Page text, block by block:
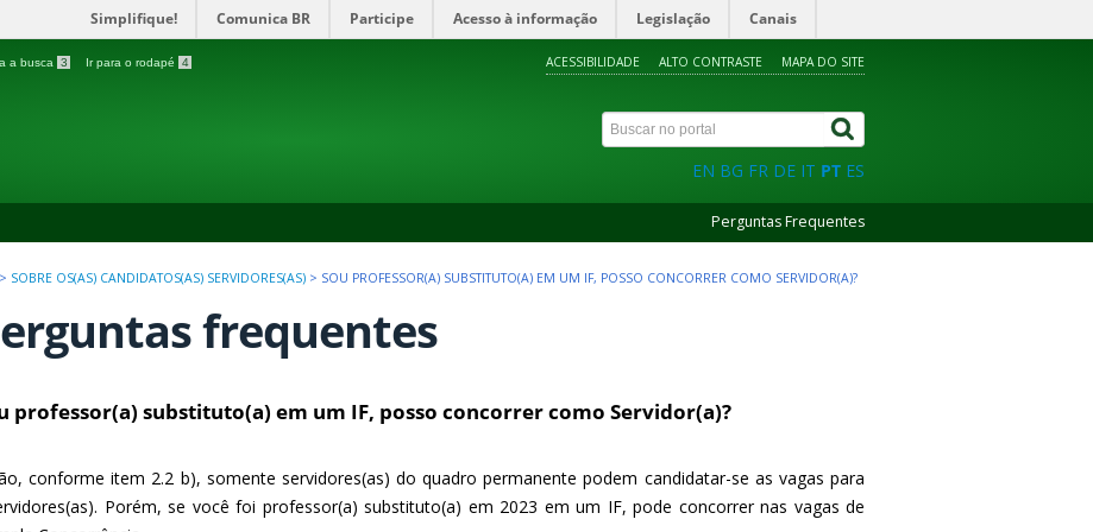
Simplifique! Comunica BR Participe Acesso à informação Legislação Canais
a busca 3 Ir para o rodapé 4 ACESSIBILIDADE ALTO CONTRASTE MAPA DO SITE
EN BG FR DE IT PT ES
Perguntas Frequentes
> SOBRE OS(AS) CANDIDATOS(AS) SERVIDORES(AS) > SOU PROFESSOR(A) SUBSTITUTO(A) EM UM IF, POSSO CONCORRER COMO SERVIDOR(A)?
frequentes
professor(a) substituto(a) em um IF, posso concorrer como Servidor(a)?
conforme item 2.2 b), somente servidores(as) do quadro permanente podem candidatar-se as vagas para
Porém, se você foi professor(a) substituto(a) em 2023 em um IF, pode concorrer nas vagas de